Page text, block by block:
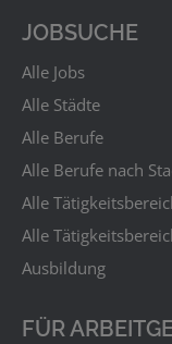
JOBSUCHE
Alle Jobs
Alle Städte
Alle Berufe
Alle Berufe nach
Alle
Alle
Ausbildung
FÜR